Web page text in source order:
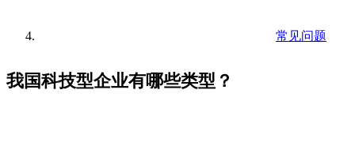
常见问题
我国科技型企业有哪些类型？